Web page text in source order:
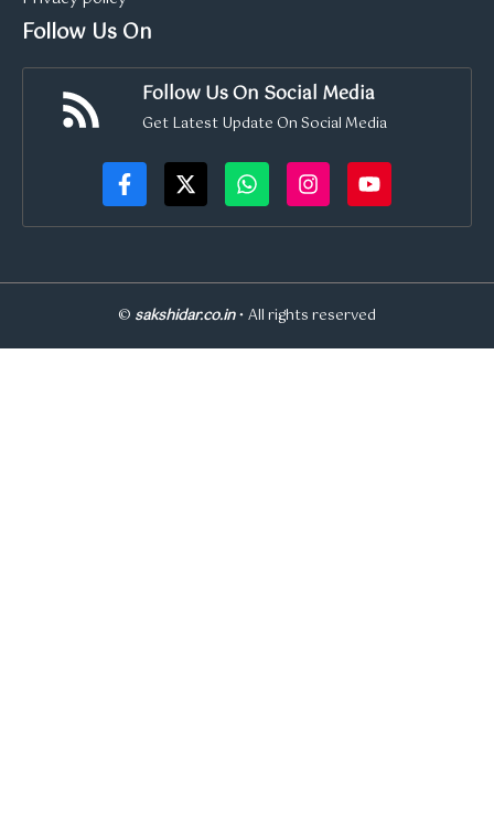
Follow Us On
Follow Us On Social Media
Get Latest Update On Social Media
© sakshidar.co.in• All rights reserved